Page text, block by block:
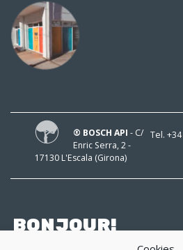
Tel. +34
® BOSCH API - C/
Enric Serra, 2 -
17130 L'Escala (Girona)
BONJOUR!